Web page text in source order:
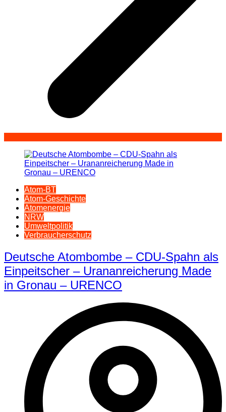
Atom-BT
Atom-Geschichte
Atomenergie
NRW
Umweltpolitik
Verbraucherschutz
Deutsche Atombombe – CDU-Spahn als
Einpeitscher – Urananreicherung Made
in Gronau – URENCO